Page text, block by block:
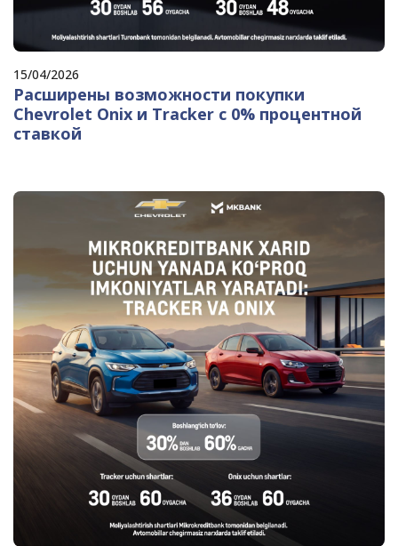
15/04/2026
Расширены возможности покупки
Chevrolet Onix и Tracker с 0% процентной
ставкой